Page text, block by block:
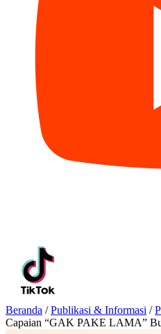
Beranda / Publikasi & Informasi /
Capaian “GAK PAKE LAMA”